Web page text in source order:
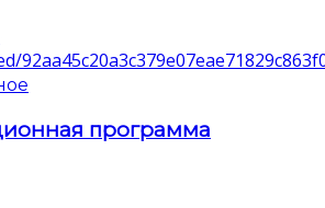
программа